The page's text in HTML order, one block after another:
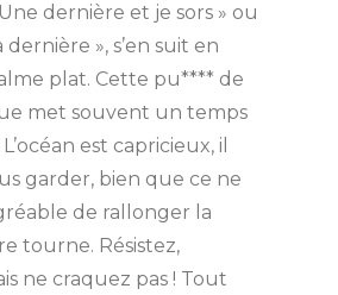
dernière et je sors » ou
dernière », s’en suit en
plat. Cette pu**** de
met souvent un temps
est capricieux, il
garder, bien que ce ne
de rallonger la
tourne. Résistez,
ne craquez pas ! Tout